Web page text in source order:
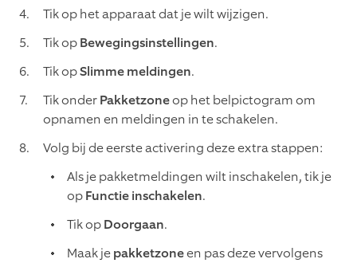
Tik op het apparaat dat je wilt wijzigen.
Tik opBewegingsinstellingen.
Tik opSlimme meldingen.
Tik onderPakketzoneop het belpictogram om
opnamen en meldingen in te schakelen.
Volg bij de eerste activering deze extra stappen:
Als je pakketmeldingen wilt inschakelen, tik je
opFunctie inschakelen.
Tik opDoorgaan.
Maak jepakketzoneen pas deze vervolgens